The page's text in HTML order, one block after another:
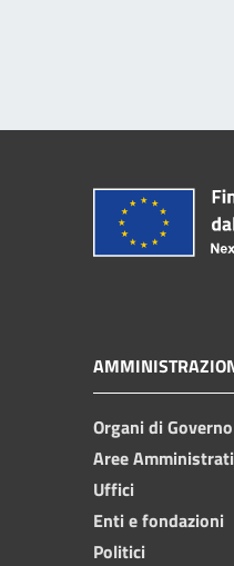
Organi di Governo
Aree
Uffici
Enti e fondazioni
Politici